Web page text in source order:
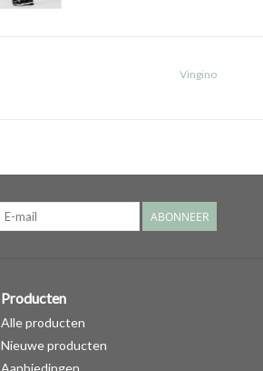
Vingino
ABONNEER
Producten
Alle producten
Nieuwe producten
Aanbiedingen